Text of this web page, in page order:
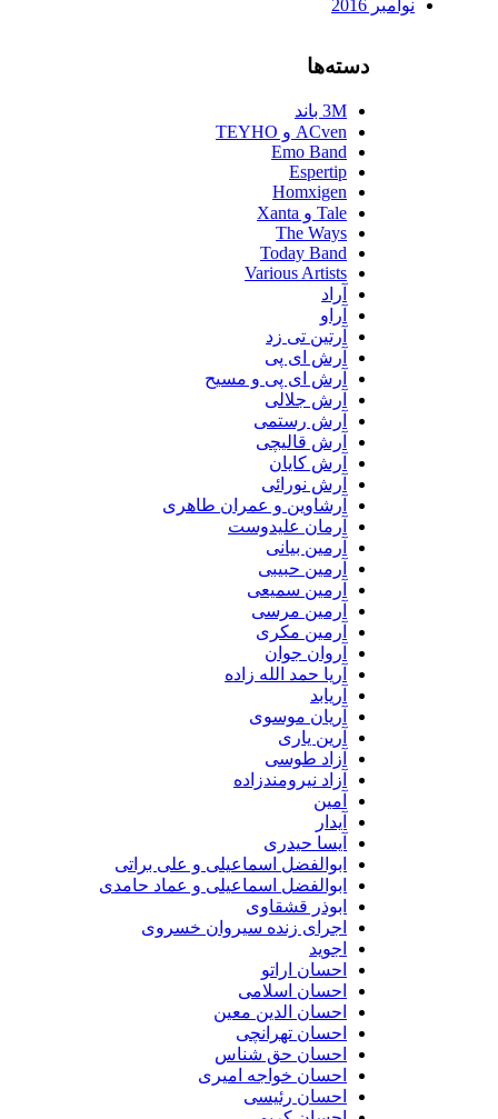
ACven و TEYHO
Emo Band
Espertip
Homxigen
The Ways
Today Band
Various Artists
آرتین تی زد
آرش ای پی
آرش ای پی و مسیح
آرش جلالی
آرش رستمی
آرش قالیچی
آرش کایان
آرش نورائی
آرشاوین و عمران طاهری
آرمان علیدوست
آرمین بیانی
آرمین حبیبی
آرمین سمیعی
آرمین مرسی
آرمین مکری
آروان جوان
آریا حمد الله زاده
آریان موسوی
آرین یاری
آزاد طوسی
آزاد نیرومندزاده
آیسا حیدری
ابوالفضل اسماعیلی و علی براتی
ابوالفضل اسماعیلی و عماد حامدی
ابوذر قشقاوی
اجرای زنده سیروان خسروی
احسان اراتو
احسان اسلامی
احسان الدین معین
احسان تهرانچی
احسان حق شناس
احسان خواجه امیری
احسان رئیسی